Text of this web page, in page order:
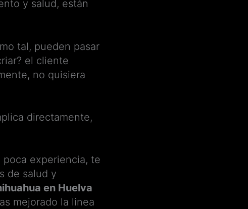
y salud, están
tal, pueden pasar
el cliente
no quisiera
directamente,
poca experiencia, te
de salud y
en Huelva
mejorado la linea